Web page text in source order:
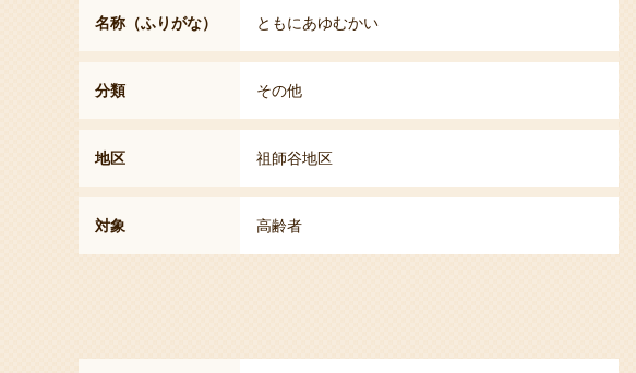
名称（ふりがな） ともにあゆむかい
分類 その他
地区 祖師谷地区
対象 高齢者